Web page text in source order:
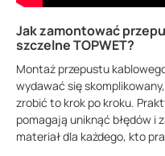
Jak zamontować
szczelne TOPWET?
Montaż przepustu
wydawać się
zrobić to krok po kroku.
pomagają uniknąć błędów i
materiał dla każdego, kto